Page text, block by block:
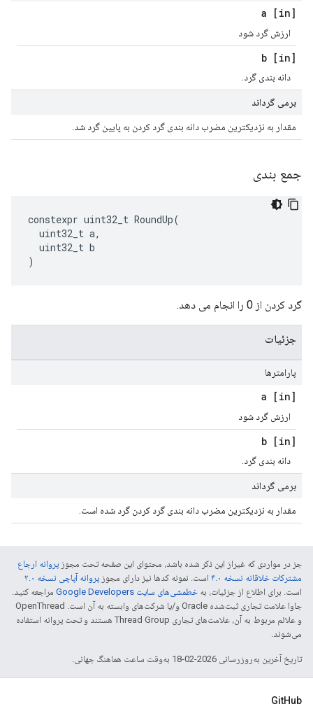
[in] a
ارزش گرد شود
[in] b
دانه بندی گرد.
برمی گرداند
مقدار به نزدیکترین مضرب دانه بندی گرد کردن به پایین گرد شد.
جمع بندی
constexpr uint32_t RoundUp(
uint32_t a,
uint32_t b
)
گرد کردن از 0 را انجام می دهد.
جزئیات
پارامترها
[in] a
ارزش گرد شود
[in] b
دانه بندی گرد.
برمی گرداند
مقدار به نزدیکترین مضرب دانه بندی گرد کردن گرد شده است.
جز در مواردی که غیراز این ذکر شده باشد، محتوای این صفحه تحت مجوز پروانه ارجاع
مشترکات خلاقانه نسخه ۴.۰
است. نمونه کدها نیز دارای مجوز پروانه آپاچی نسخه ۲.۰
است. برای اطلاع از جزئیات، به خطمشی‌های سایت Google Developers‏
مراجعه کنید.
جاوا علامت تجاری ثبت‌شده Oracle و/یا شرکت‌های وابسته به آن است. ‫OpenThread
و علائم مربوط به آن، علامت‌های تجاری Thread Group هستند و تحت پروانه استفاده
می‌شوند.
تاریخ آخرین به‌روزرسانی 2026-02-18 به‌وقت ساعت هماهنگ جهانی.
GitHub